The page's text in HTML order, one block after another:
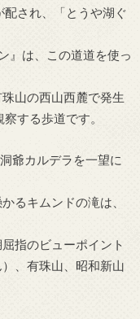
され、「とうや湖ぐ
』は、この道道を使っ
山の西山西麓で発生
する歩道です。
爺カルデラを一望に
るキムンドの滝は、
指のビューポイント
、有珠山、昭和新山